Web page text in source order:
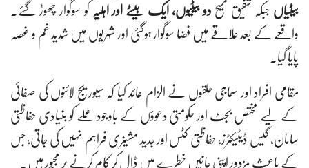
بیٹیاں جبکہ شفیق مسیح دو بیٹیوں، ایک بیٹے اور اہلیہ کو سوگوار چھوڑ گئے۔
واقعے کے بعد علاقے میں فضا سوگوار ہوگئی اور شہریوں میں شدید غم و غصہ
پایا گیا۔
مقامی افراد اور سماجی حلقوں نے الزام عائد کیا کہ سیوریج لائنوں کی صفائی
کے لیے مختص بجٹ اور حکومتی دعوؤں کے باوجود عملے کو بنیادی حفاظتی
سامان، گیس ڈیٹیکٹرز، حفاظتی کٹس اور جدید مشینری فراہم نہیں کی جاتی، جس
کے باعث مزدور اپنی جانیں خطرے میں ڈال کر کام کرنے پر مجبور ہیں۔